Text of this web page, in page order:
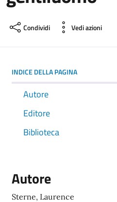
Condividi Vedi azioni
INDICE DELLA PAGINA
Autore
Editore
Biblioteca
Autore
Sterne, Laurence